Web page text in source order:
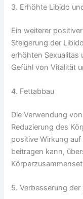
3. Erhöhte Libido
Ein weiterer
Steigerung der
erhöhten Sexualitas
Gefühl von Vitalität
4. Fettabbau
Die Verwendung
Reduzierung des
positive Wirkung
beitragen kann,
5. Verbesserung